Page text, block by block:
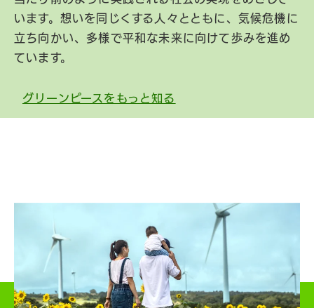
います。想いを同じくする人々とともに、気候危機に
立ち向かい、多様で平和な未来に向けて歩みを進め
ています。
グリーンピースをもっと知る